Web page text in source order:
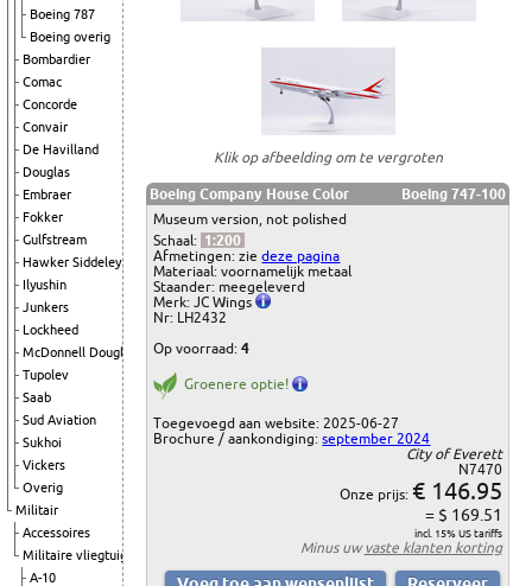
Boeing 787
Boeing overig
Bombardier
Comac
Concorde
Convair
De Havilland
Douglas
Embraer
Fokker
Gulfstream
Hawker Siddeley
Ilyushin
Junkers
Lockheed
McDonnell Douglas
Tupolev
Saab
Sud Aviation
Sukhoi
Vickers
Overig
Militair
Accessoires
Militaire vliegtuigen
A-10
Klik op afbeelding om te vergroten
Boeing Company House Color
Boeing 747-100
Museum version, not polished
Schaal: 1:200
Afmetingen: ziedeze pagina
Materiaal: voornamelijk metaal
Staander: meegeleverd
Merk: JC Wings
Nr: LH2432
Op voorraad:4
Groenere optie!
Toegevoegd aan website: 2025-06-27
Brochure / aankondiging:september 2024
City of Everett
N7470
Onze prijs: € 146.95
= $ 169.51
incl. 15% US tariffs
Minus uwvaste klanten korting